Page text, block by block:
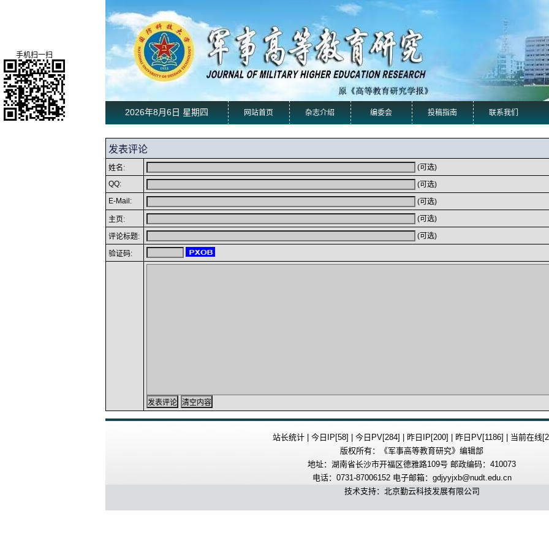
2026年8月6日 星期四 网站首页 杂志介绍 编委会 投稿指南 联系我们
发表评论
姓名:
(可选)
QQ:
(可选)
E-Mail:
(可选)
主页: (可选)
评论标题: (可选)
验证码:
站长统计 | 今日IP[58] | 今日PV[284] | 昨日IP[200] | 昨日PV[1186] | 当前在线
版权所有：《军事高等教育研究》编辑部
地址：湖南省长沙市开福区德雅路109号 邮政编码：410073
电话：0731-87006152 电子邮箱：gdjyyjxb@nudt.edu.cn
技术支持：北京勤云科技发展有限公司
手机扫一扫